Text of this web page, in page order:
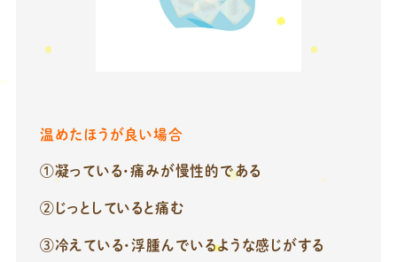
温めたほうが良い場合
①凝っている・痛みが慢性的である
②じっとしていると痛む
③冷えている・浮腫んでいるような感じがする